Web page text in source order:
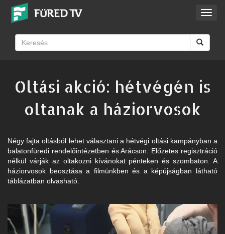
Oltási akció: hétvégén is
oltanak a háziorvosok
Négy fajta oltásból lehet választani a hétvégi oltási kampányban a
balatonfüredi rendelőintézetben és Arácson. Előzetes regisztráció
nélkül várják az oltakozni kívánokat pénteken és szombaton. A
háziorvosok beosztása a filmünkben és a képújságban látható
táblázatban olvasható.